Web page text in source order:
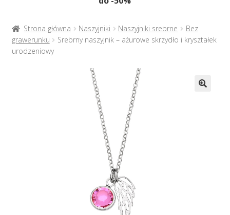
Bransoletki
menu
Na prezent
Strona główna Naszyjniki Naszyjniki srebrne
Bez
grawerunku
Srebrny naszyjnik – ażurowe skrzydło i kryształek
urodzeniowy